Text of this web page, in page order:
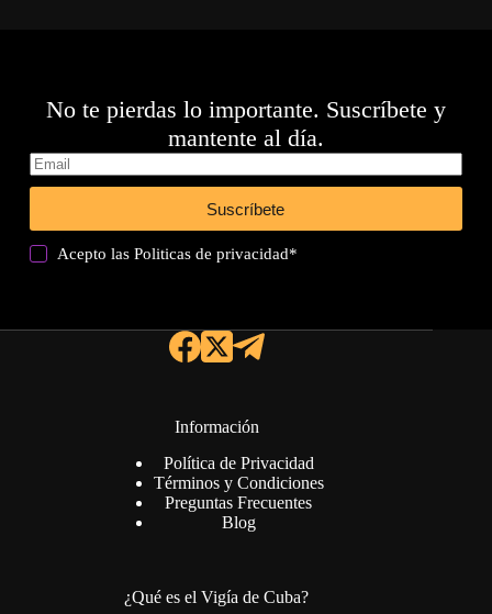
No te pierdas lo importante. Suscríbete y
mantente al día.
Suscríbete
Acepto lasPoliticas de privacidad*
Información
Política de Privacidad
Términos y Condiciones
Preguntas Frecuentes
Blog
¿Qué es el Vigía de Cuba?